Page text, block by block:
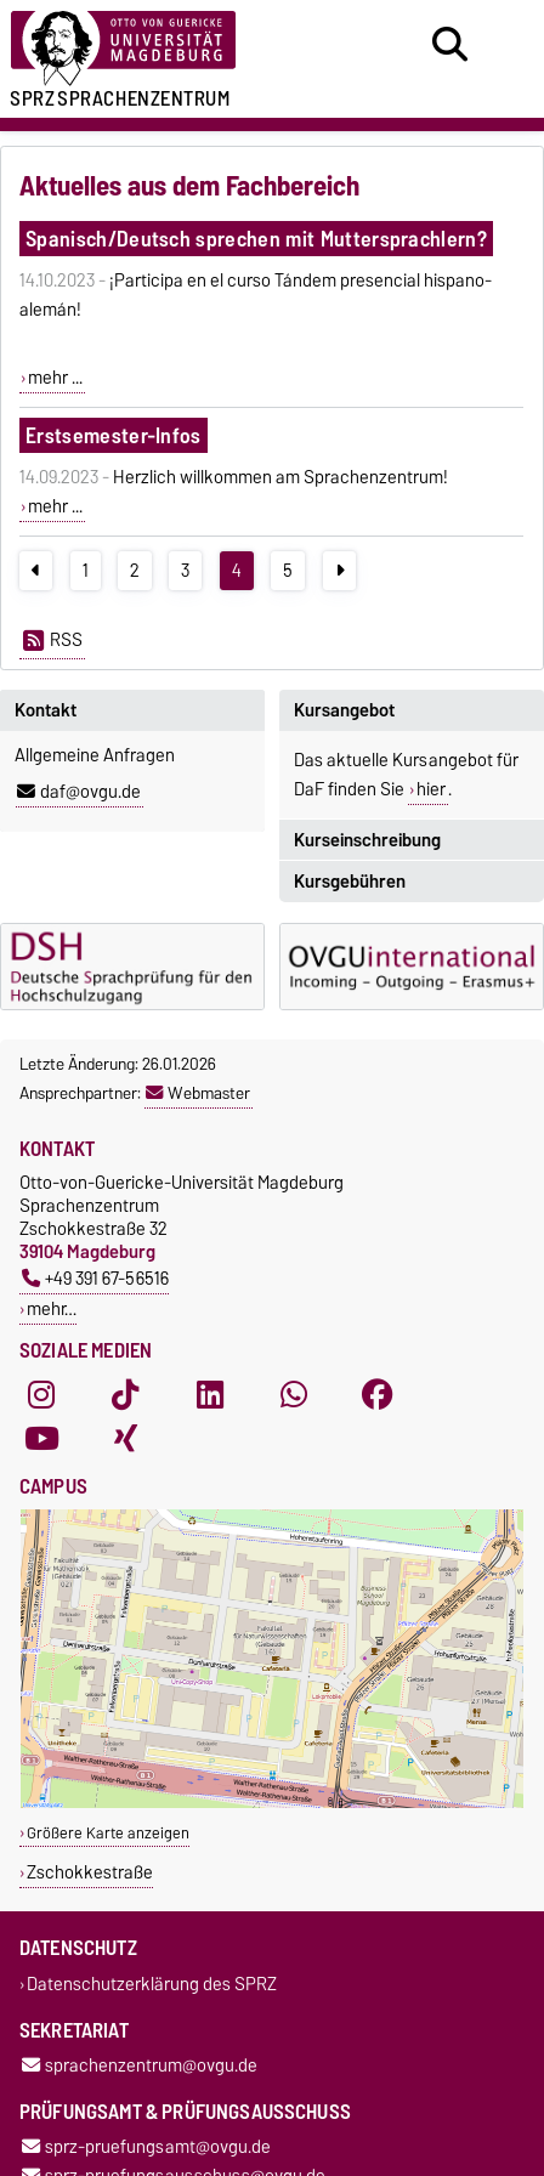
SPRZSPRACHENZENTRUM
Aktuelles aus dem Fachbereich
Spanisch/Deutsch sprechen mit Muttersprachlern?
14.10.2023 -¡Participa en el curso Tándem presencial hispano-
alemán!
mehr ...
Erstsemester-Infos
14.09.2023 -Herzlich willkommen am Sprachenzentrum!
mehr ...
1 2 3 4 5
RSS
Kontakt
Allgemeine Anfragen
daf@ovgu.de
Kurseinschreibung
Einschreibezeitraum:
5. Oktober 2026, 9.00 Uhr bis
23. Oktober 2026, 18 Uhr
Moodle
OVGU-Account
Anmeldung
Kursangebot
Das aktuelle Kursangebot für
DaF finden Sie hier.
Kursgebühren
Sprachkurse sind i. d. R.
gebührenpflichtig.
Gebühren
Incomings
Letzte Änderung: 26.01.2026
Ansprechpartner:
Webmaster
SOZIALE MEDIEN
KONTAKT
Otto-von-Guericke-Universität Magdeburg
Sprachenzentrum
Zschokkestraße 32
39104 Magdeburg
+49 391 67-56516
mehr…
CAMPUS
Größere Karte anzeigen
Zschokkestraße
DATENSCHUTZ
Datenschutzerklärung des SPRZ
SEKRETARIAT
sprachenzentrum@ovgu.de
PRÜFUNGSAMT & PRÜFUNGSAUSSCHUSS
sprz-pruefungsamt@ovgu.de